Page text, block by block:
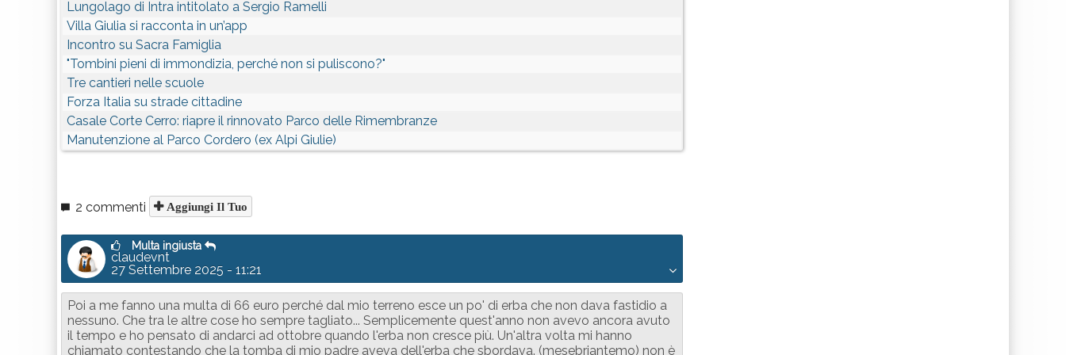
Lungolago di Intra intitolato a Sergio Ramelli
Villa Giulia si racconta in un’app
Incontro su Sacra Famiglia
"Tombini pieni di immondizia, perché non si puliscono?"
Tre cantieri nelle scuole
Forza Italia su strade cittadine
Casale Corte Cerro: riapre il rinnovato Parco delle Rimembranze
Manutenzione al Parco Cordero (ex Alpi Giulie)
2 commenti Aggiungi Il Tuo
Multa ingiusta
claudevnt
27 Settembre 2025 - 11:21
Poi a me fanno una multa di 66 euro perché dal mio terreno esce un po' di erba che non dava fastidio a
nessuno. Che tra le altre cose ho sempre tagliato... Semplicemente quest'anno non avevo ancora avuto
il tempo e ho pensato di andarci ad ottobre quando l'erba non cresce più. Un'altra volta mi hanno
chiamato contestando che la tomba di mio padre aveva dell'erba che sbordava. (mesebriantemo) non è